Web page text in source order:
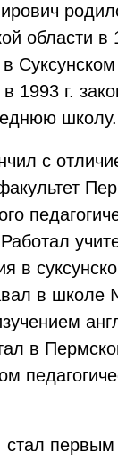
области в
1993 г.
школу.
с
в
в школе
в
стал первым